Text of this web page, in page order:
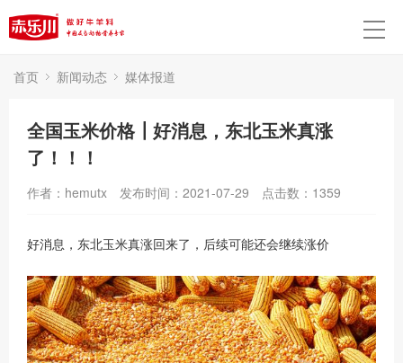
首页 新闻动态 媒体报道
全国玉米价格┃好消息，东北玉米真涨
了！！！
作者：hemutx 发布时间：2021-07-29 点击数： 1359
好消息，东北玉米真涨回来了，后续可能还会继续涨价